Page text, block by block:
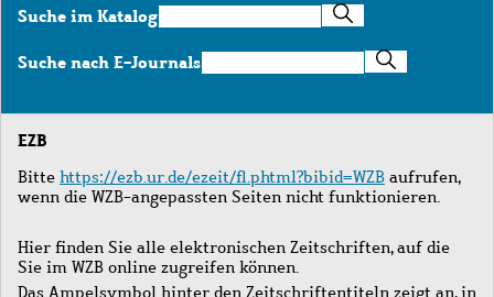
Suche im KatalogSuche
im
Katalog
Suche nach E-JournalsSuche
nach
Journals
EZB
Bitte https://ezb.ur.de/ezeit/fl.phtml?bibid=WZB aufrufen,
wenn die WZB-angepassten Seiten nicht funktionieren.
Hier finden Sie alle elektronischen Zeitschriften, auf die
Sie im WZB online zugreifen können.
Das Ampelsymbol hinter den Zeitschriftentiteln zeigt an, in